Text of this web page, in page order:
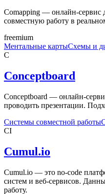
Comapping — онлайн-сервис
совместную работу в
freemium
Ментальные картыСхемы и
C
Conceptboard
Conceptboard — онлайн-
проводить презентации.
Системы совместной работы
CI
Cumul.io
Cumul.io — это no-code
систем и веб-сервисов.
работу.